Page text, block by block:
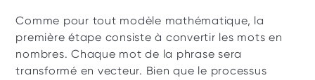
Comme pour tout modèle mathématique, la
première étape consiste à convertir les mots en
nombres. Chaque mot de la phrase sera
transformé en vecteur. Bien que le processus